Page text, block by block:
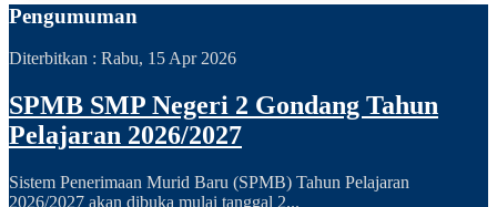
Pengumuman
Diterbitkan : Rabu, 15 Apr 2026
SPMB SMP Negeri 2 Gondang Tahun
Pelajaran 2026/2027
Sistem Penerimaan Murid Baru (SPMB) Tahun Pelajaran
2026/2027 akan dibuka mulai tanggal 2...